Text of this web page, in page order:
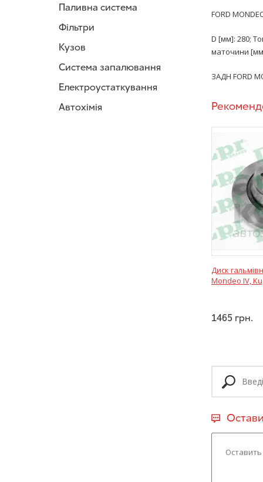
Паливна система
Фільтри
Кузов
Система запалювання
Електроустаткування
Автохімія
FORD
D [мм]: 280;
маточини
ЗАДН FORD
Диск
Mondeo IV,
1465 грн.